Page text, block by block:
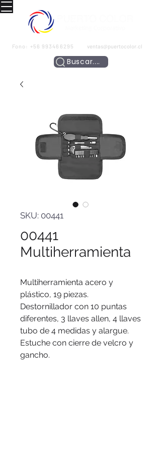
Fono: +56 993466295 ventas@puertocolor.cl
Buscar....
SKU: 00441
00441
Multiherramienta
Multiherramienta acero y
plástico, 19 piezas.
Destornillador con 10 puntas
diferentes, 3 llaves allen, 4 llaves
tubo de 4 medidas y alargue.
Estuche con cierre de velcro y
gancho.